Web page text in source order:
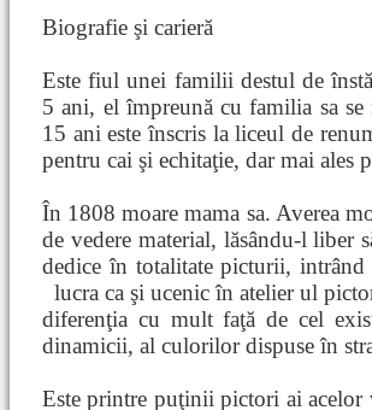
Biografie şi carieră
Este fiul unei familii destul de
5 ani, el împreună cu familia sa se
15 ani este înscris la liceul de
pentru cai şi echitaţie, dar mai ales
În 1808 moare mama sa. Averea
de vedere material, lăsându-l liber
dedice în totalitate picturii,
lucra ca şi ucenic în atelierul
diferenţia cu mult faţă de cel
dinamicii, al culorilor dispuse în
Este printre puţinii pictori ai